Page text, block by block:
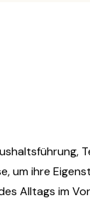
um ihre
Alltags im